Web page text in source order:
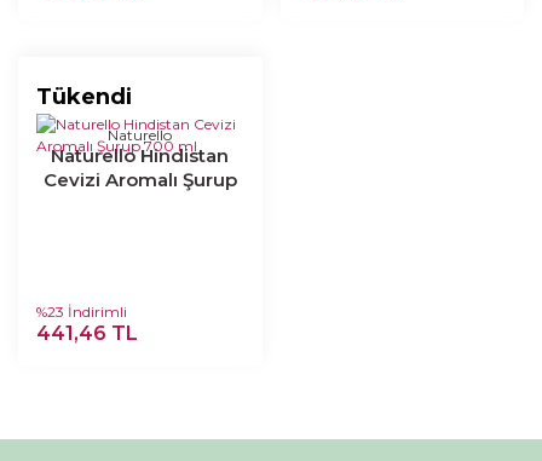
Tükendi
Naturello
Naturello Hindistan
Cevizi Aromalı Şurup
%23 İndirimli
441,46 TL